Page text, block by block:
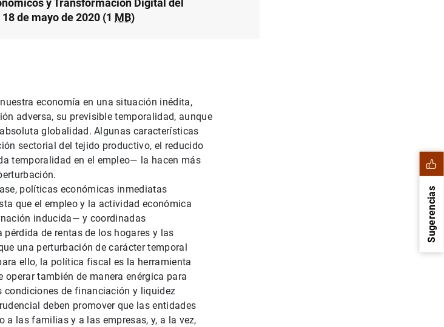
y Transformación Digital del
de mayo de 2020 (1 MB)
economía en una situación inédita,
adversa, su previsible temporalidad, aunque
globalidad. Algunas características
sectorial del tejido productivo, el reducido
temporalidad en el empleo— la hacen más
políticas económicas inmediatas
que el empleo y la actividad económica
inducida— y coordinadas
de rentas de los hogares y las
una perturbación de carácter temporal
ello, la política fiscal es la herramienta
también de manera enérgica para
condiciones de financiación y liquidez
deben promover que las entidades
las familias y a las empresas, y, a la vez,
Sugerencias